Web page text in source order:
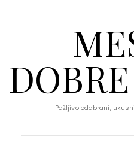
Pažljivo odabrani,